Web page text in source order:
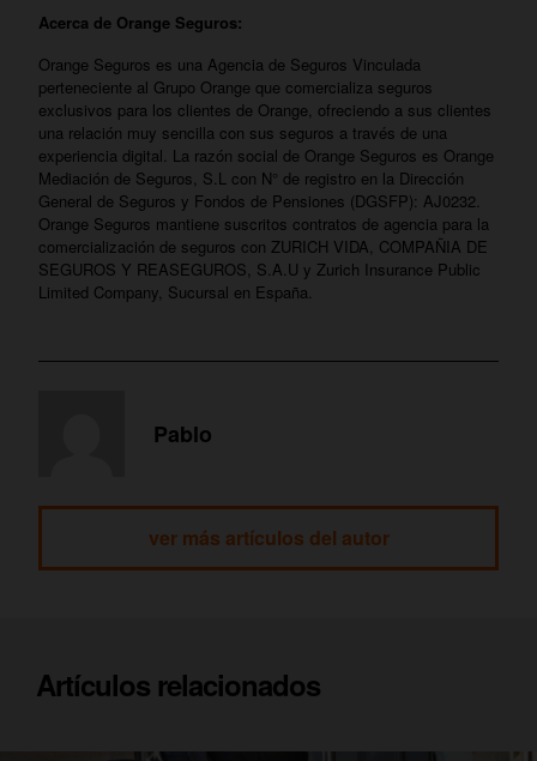
Acerca de Orange Seguros:
Orange Seguros es una Agencia de Seguros Vinculada
perteneciente al Grupo Orange que comercializa seguros
exclusivos para los clientes de Orange, ofreciendo a sus clientes
una relación muy sencilla con sus seguros a través de una
experiencia digital. La razón social de Orange Seguros es Orange
Mediación de Seguros, S.L con N° de registro en la Dirección
General de Seguros y Fondos de Pensiones (DGSFP): AJ0232.
Orange Seguros mantiene suscritos contratos de agencia para la
comercialización de seguros con ZURICH VIDA, COMPAÑIA DE
SEGUROS Y REASEGUROS, S.A.U y Zurich Insurance Public
Limited Company, Sucursal en España.
Pablo
ver más artículos del autor
Artículos relacionados